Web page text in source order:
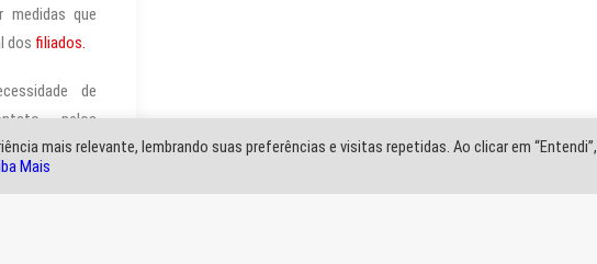
medidas que
dos filiados.
de
pelos
mais relevante, lembrando suas preferências e visitas repetidas. Ao clicar em “Entendi”,
Mais